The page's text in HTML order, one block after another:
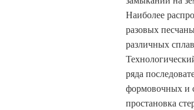
Наиболее
разовых
различных
ряда
формовочных и
простановка